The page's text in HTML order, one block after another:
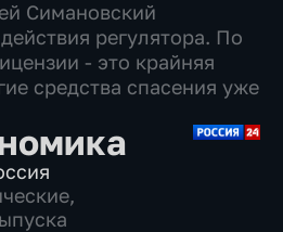
Симановский
регулятора. По
- это крайняя
средства спасения уже
,